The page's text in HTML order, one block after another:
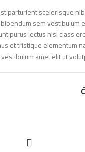
parturient scelerisque
sem vestibulum
purus lectus nisl class
et tristique elementum
amet elit ut